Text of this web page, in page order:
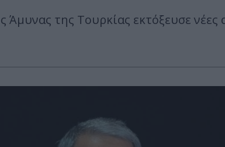
της Τουρκίας εκτόξευσε